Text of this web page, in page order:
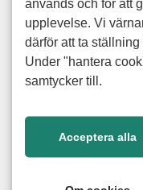
kund-garanti.
Nöjd kund-
används och för att
upplevelse. Vi
därför att ta
Under "hantera
samtycker till.
Acceptera alla